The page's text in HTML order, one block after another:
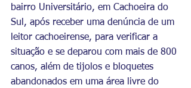
bairro Universitário, em Cachoeira do
Sul, após receber uma denúncia de um
leitor cachoeirense, para verificar a
situação e se deparou com mais de 800
canos, além de tijolos e bloquetes
abandonados em uma área livre do